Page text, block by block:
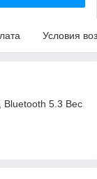
Условия
Bluetooth 5.3 Вес